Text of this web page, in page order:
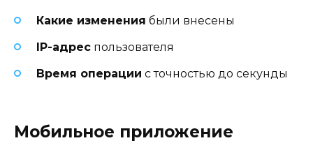
Какие изменения были внесены
IP-адрес пользователя
Время операции с точностью до секунды
Мобильное приложение